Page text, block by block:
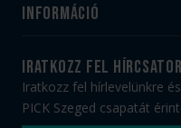
Utánpótlás
#HandballFamily
Munkatársaink
PICK Aréna
Sajtóakkreditáció
Információ
Jegy- és bérletvásárlás
Webshop
iratkozz fel
Iratkozz fel hírlevelünkre
PICK Szeged csapatát